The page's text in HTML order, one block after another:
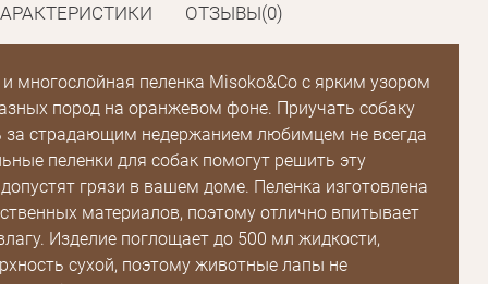
ОТЗЫВЫ(0)
многослойная пеленка Misoko&Co с ярким узором
пород на оранжевом фоне. Приучать собаку
за страдающим недержанием любимцем не всегда
пеленки для собак помогут решить эту
грязи в вашем доме. Пеленка изготовлена
материалов, поэтому отлично впитывает
Изделие поглощает до 500 мл жидкости,
сухой, поэтому животные лапы не